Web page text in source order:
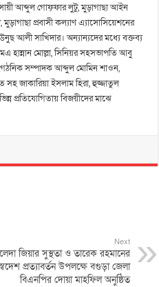
আব্দুল গোফ্ফার লুটু, মুড়াগাছা আইন
প্রবাসী কল্যাণ এ্যাসোসিয়েশনের
আলী সাখিদার। অন্যান্যদের মধ্যে বক্তব্য
মোল্লা, সিনিয়র সহসভাপতি আবু
সম্পাদক আব্দুল মোমিন শাওন,
জাকারিয়া ইসলাম হিরা, হুজ্জাতুল
প্রতিযোগিতায় বিজয়ীদের মাঝে
Next
জিয়ার সুস্থতা ও তারেক রহমানের
প্রত্যাবর্তন উপলক্ষে বগুড়া জেলা
বিএনপির দোয়া মাহফিল অনুষ্ঠিত